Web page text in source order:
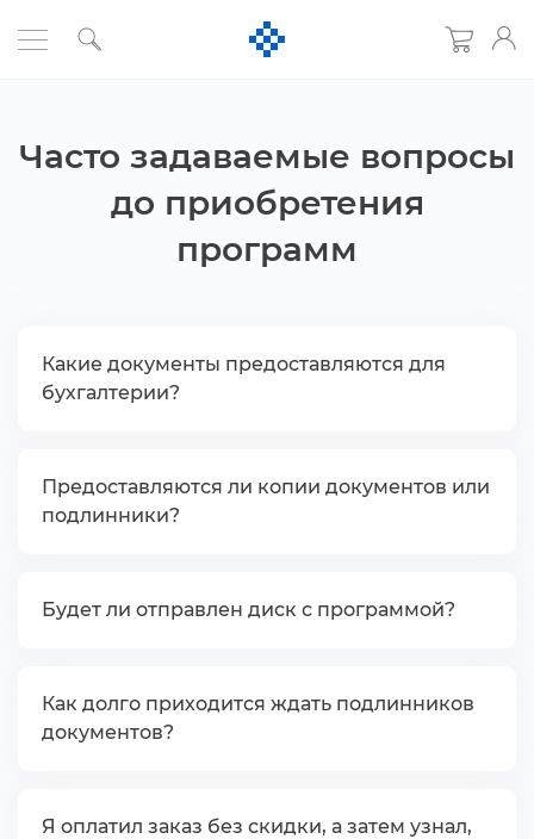
Часто задаваемые вопросы
до приобретения
программ
Какие документы предоставляются для
ухгалтерии?
Предоставляются ли копии документов или
подлинники?
Будет ли отправлен диск с программой?
Как долго приходится ждать подлиннико
документов?
Я оплатил заказ без скидки, а затем узнал,